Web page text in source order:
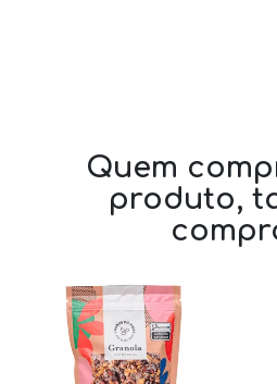
Quem
produto,